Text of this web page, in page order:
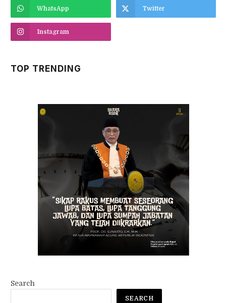
WhatsApp Twitter
Instagram
TOP TRENDING
Search
SEARCH